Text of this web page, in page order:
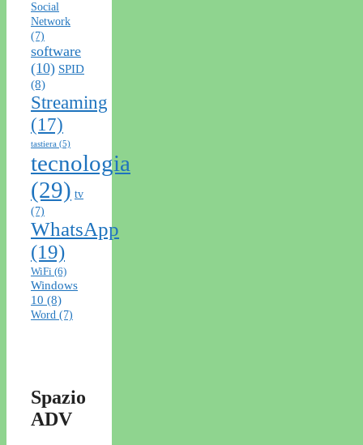
Social
Network
(7)
software
(10) SPID
(8)
Streaming
(17)
tastiera (5)
tecnologia
(29) tv
(7)
WhatsApp
(19)
WiFi (6)
Windows
10 (8)
Word (7)
Spazio
ADV